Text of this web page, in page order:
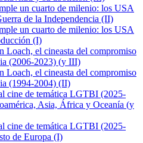
un cuarto de milenio: los USA
de la Independencia (II)
un cuarto de milenio: los USA
(I)
Loach, el cineasta del compromiso
(2006-2023) (y III)
Loach, el cineasta del compromiso
(1994-2004) (II)
cine de temática LGTBI (2025-
Asia, África y Oceanía (y
cine de temática LGTBI (2025-
de Europa (I)